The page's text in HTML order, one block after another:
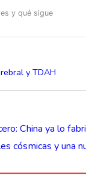
y qué sigue
y TDAH
China ya lo
cósmicas y una